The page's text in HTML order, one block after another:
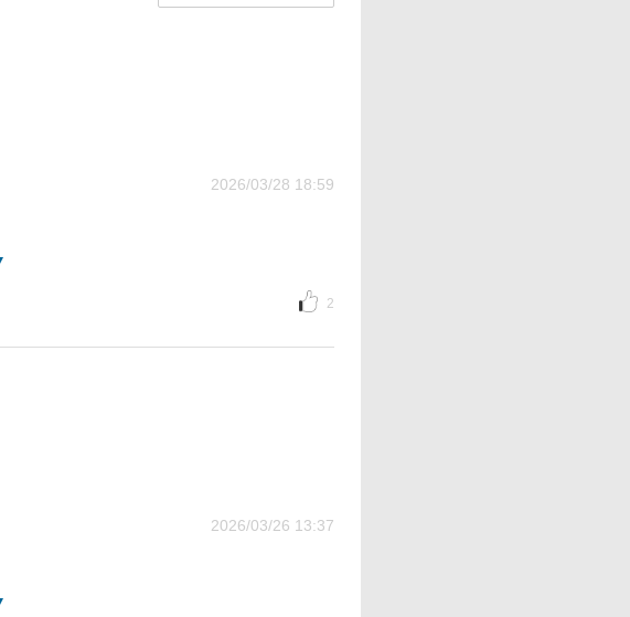
2026/03/28 18:59
2
2026/03/26 13:37